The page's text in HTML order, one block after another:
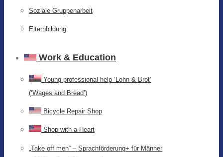
Soziale Gruppenarbeit
Elternbildung
Work & Education
Young professional help ‘Lohn & Brot’
(‘Wages and Bread’)
Bicycle Repair Shop
Shop with a Heart
„Take off men“ – Sprachförderung+ für Männer